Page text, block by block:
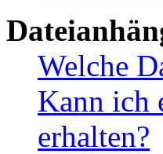
Welche
Kann ich
erhalten?